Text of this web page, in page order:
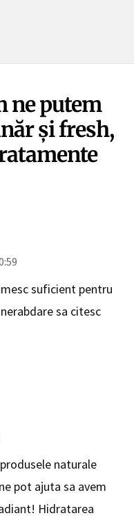
ne putem
și fresh,
suficient pentru
sa citesc
naturale
pot ajuta sa avem
Hidratarea